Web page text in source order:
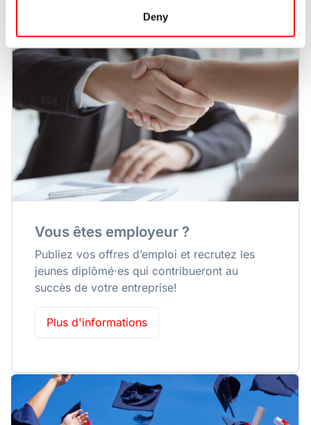
Deny
Vous êtes employeur ?
Publiez vos offres d’emploi et recrutez les
jeunes diplômé·es qui contribueront au
succès de votre entreprise!
Plus d'informations